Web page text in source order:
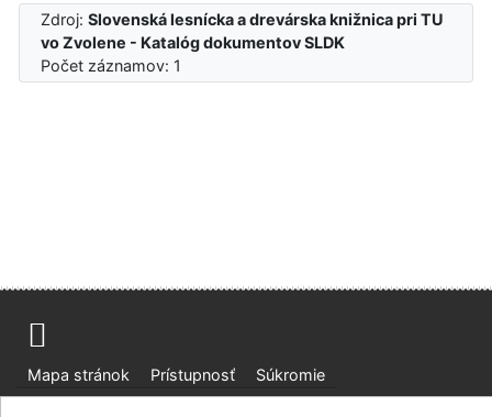
Zdroj:Slovenská lesnícka a drevárska knižnica pri TU
vo Zvolene - Katalóg dokumentov SLDK
Počet záznamov: 1
Mapa stránok Prístupnosť
Súkromie